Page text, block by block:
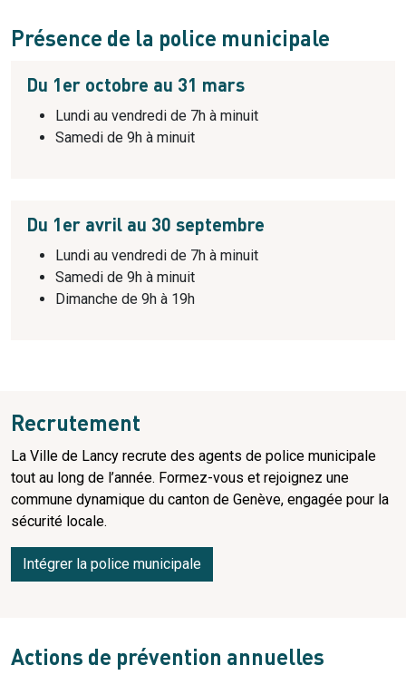
Présence de la police municipale
Du 1er octobre au 31 mars
Lundi au vendredi de 7h à minuit
Samedi de 9h à minuit
Du 1er avril au 30 septembre
Lundi au vendredi de 7h à minuit
Samedi de 9h à minuit
Dimanche de 9h à 19h
Recrutement
La Ville de Lancy recrute des agents de police municipale
tout au long de l’année. Formez-vous et rejoignez une
commune dynamique du canton de Genève, engagée pour la
sécurité locale.
Intégrer la police municipale
Actions de prévention annuelles